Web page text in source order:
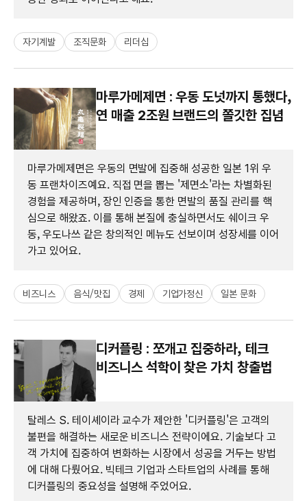
자기계발 조직문화 리더십
마루가메제면 : 우동 도넛까지 통했다,
연 매출 2조원 브랜드의 쫄깃한 집념
마루가메제면은 우동의 면발에 집중해 성공한 일본 1위 우
동 프랜차이즈예요. 직접 면을 뽑는 '제면소'라는 차별화된
경험을 제공하며, 장인 인증을 통한 면발의 품질 관리를 핵
심으로 해왔죠. 이를 통해 본질에 충실하면서도 쉐이크 우
동, 우도나쓰 같은 창의적인 메뉴도 선보이며 성장세를 이어
가고 있어요.
비즈니스 음식/맛집 경제 기업가정신 일본 문화
디커플링 : 쪼개고 집중하라, 테크
비즈니스 석학이 찾은 가치 창출법
탈레스 S. 테이셰이라 교수가 제안한 '디커플링'은 고객의
불편을 해결하는 새로운 비즈니스 전략이에요. 기술보다 고
객 가치에 집중하여 변화하는 시장에서 성공을 거두는 방법
에 대해 다뤘어요. 빅테크 기업과 스타트업의 사례를 통해
디커플링의 중요성을 설명해 주었어요.